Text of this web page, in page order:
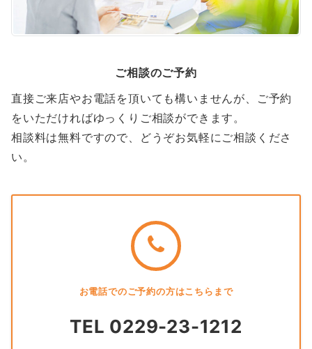
ご相談のご予約
直接ご来店やお電話を頂いても構いませんが、ご予約
をいただければゆっくりご相談ができます。
相談料は無料ですので、どうぞお気軽にご相談くださ
い。
お電話でのご予約の方はこちらまで
TEL 0229-23-1212